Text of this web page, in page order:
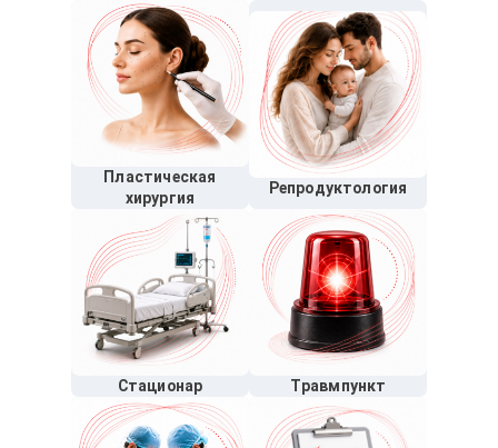
Пластическая
хирургия
Репродуктология
Стационар Травмпункт